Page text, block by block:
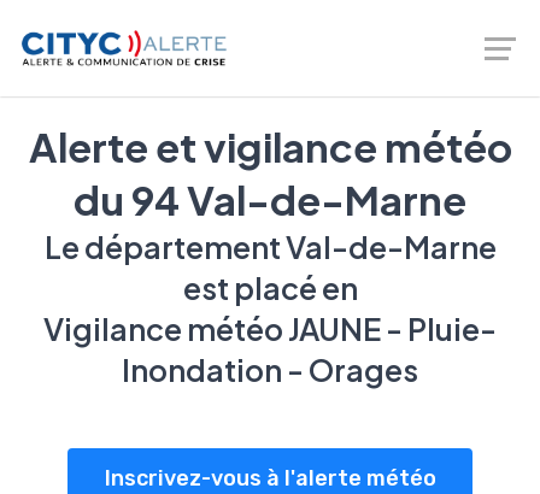
Téléalerte - Entreprises et Collectivités |
02 46 66 00 20
Alerte et vigilance météo
du 94 Val-de-Marne
Le département Val-de-Marne
est placé en
Vigilance météo JAUNE - Pluie-
Inondation - Orages
Inscrivez-vous à l'alerte météo